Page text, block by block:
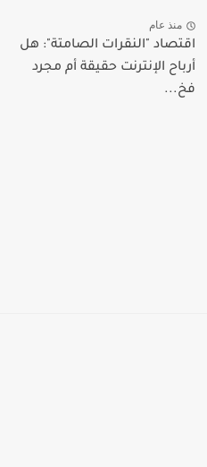
منذ عام
اقتصاد "النقرات الصامتة": هل
أرباح الإنترنت حقيقة أم مجرد
فخ...